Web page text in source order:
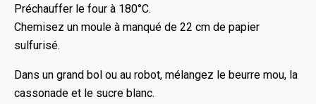
Préchauffer le four à 180°C.
Chemisez un moule à manqué de 22 cm de papier
sulfurisé.
Dans un grand bol ou au robot, mélangez le beurre mou, la
cassonade et le sucre blanc.